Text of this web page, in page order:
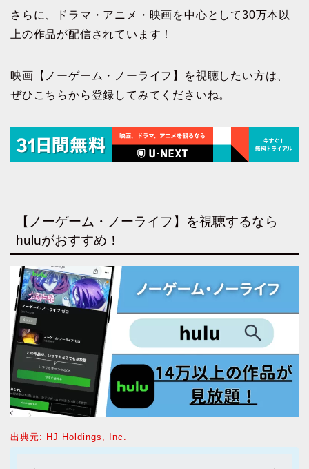
さらに、ドラマ・アニメ・映画を中心として30万本以
上の作品が配信されています！
映画【ノーゲーム・ノーライフ】を視聴したい方は、
ぜひこちらから登録してみてくださいね。
【ノーゲーム・ノーライフ】を視聴するなら
huluがおすすめ！
出典元: HJ Holdings, Inc.